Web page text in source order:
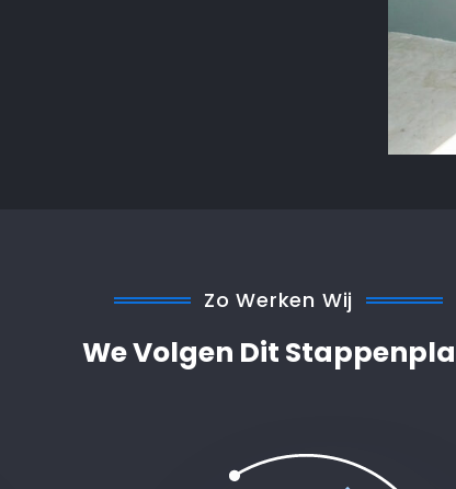
Zo Werken Wij
We Volgen Dit